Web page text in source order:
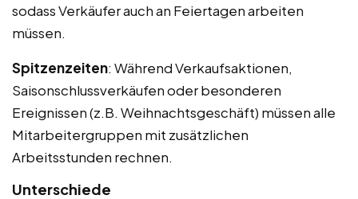
sodass Verkäufer auch an Feiertagen arbeiten
müssen.
Spitzenzeiten: Während Verkaufsaktionen,
Saisonschlussverkäufen oder besonderen
Ereignissen (z.B. Weihnachtsgeschäft) müssen alle
Mitarbeitergruppen mit zusätzlichen
Arbeitsstunden rechnen.
Unterschiede